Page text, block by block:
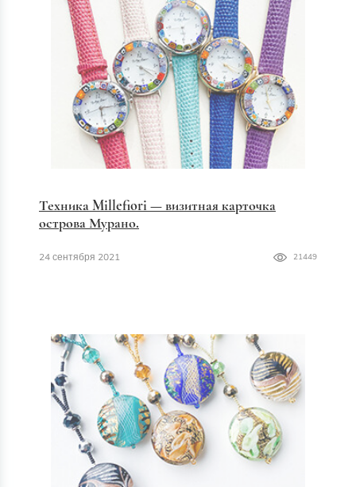
Техника Millefiori — визитная карточка
острова Мурано.
24 сентября 2021 21449